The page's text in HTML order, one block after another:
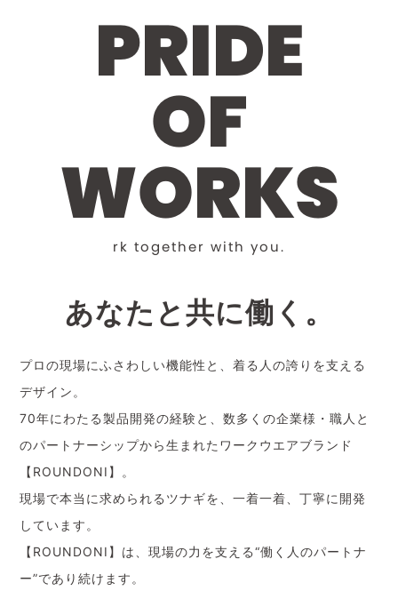
PRIDE
OF
WORKS
rk together with you.
あなたと共に働く。
プロの現場にふさわしい機能性と、着る人の誇りを支える
デザイン。
70年にわたる製品開発の経験と、数多くの企業様・職人と
のパートナーシップから生まれたワークウエアブランド
【ROUNDONI】。
現場で本当に求められるツナギを、一着一着、丁寧に開発
しています。
【ROUNDONI】は、現場の力を支える“働く人のパートナ
ー”であり続けます。